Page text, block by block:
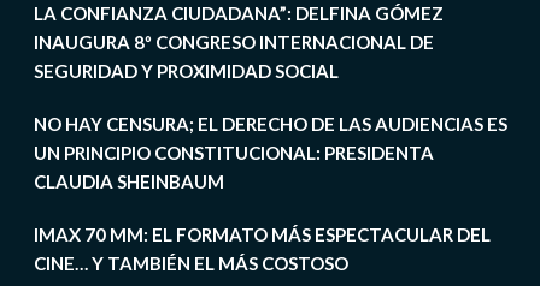
LA CONFIANZA CIUDADANA”: DELFINA GÓMEZ
INAUGURA 8º CONGRESO INTERNACIONAL DE
SEGURIDAD Y PROXIMIDAD SOCIAL
NO HAY CENSURA; EL DERECHO DE LAS AUDIENCIAS ES
UN PRINCIPIO CONSTITUCIONAL: PRESIDENTA
CLAUDIA SHEINBAUM
IMAX 70 MM: EL FORMATO MÁS ESPECTACULAR DEL
CINE… Y TAMBIÉN EL MÁS COSTOSO